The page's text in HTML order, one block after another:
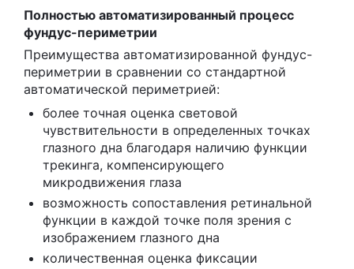
Полностью автоматизированный процесс
фундус-периметрии
Преимущества автоматизированной фундус-
периметрии в сравнении со стандартной
автоматической периметрией:
более точная оценка световой
чувствительности в определенных точках
глазного дна благодаря наличию функции
трекинга, компенсирующего
микродвижения глаза
возможность сопоставления ретинальной
функции в каждой точке поля зрения с
изображением глазного дна
количественная оценка фиксации